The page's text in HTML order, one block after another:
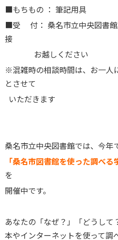
■もちもの ： 筆記用具
■受 付： 桑名市立中央図書館
接
お越しください
※混雑時の相談時間は、お一人
とさせて
いただきます
桑名市立中央図書館では、今年
「桑名市図書館を使った調べる
を
開催中です。
あなたの「なぜ？」「どうして
本やインターネットを使って調